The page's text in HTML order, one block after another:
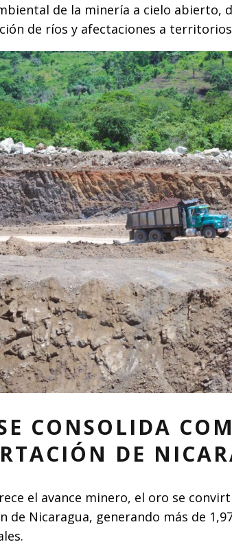
de la minería a cielo abierto,
de ríos y afectaciones a
CONSOLIDA
DE
el avance minero, el oro se
de Nicaragua, generando más de